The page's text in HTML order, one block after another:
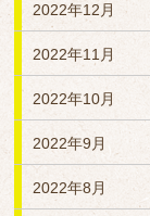
2022年12月
2022年11月
2022年10月
2022年9月
2022年8月